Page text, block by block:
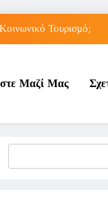
Τουρισμό;
για την καριέρα;
Τουρισμό;
στο Σαρακήνικο
Μαζί Μας